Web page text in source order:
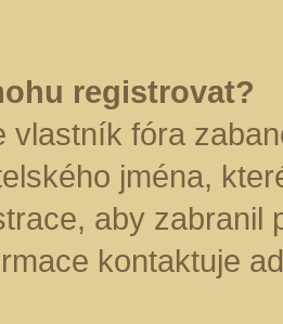
registrovat?
vlastník fóra
jména,
aby zabranil
kontaktuje